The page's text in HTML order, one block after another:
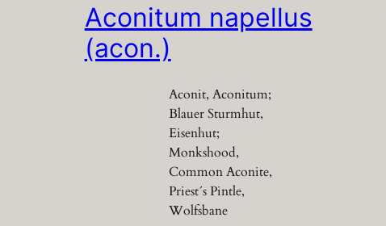
Aconitum napellus
(acon.)
Aconit, Aconitum;
Blauer Sturmhut,
Eisenhut;
Monkshood,
Common Aconite,
Priest´s Pintle,
Wolfsbane